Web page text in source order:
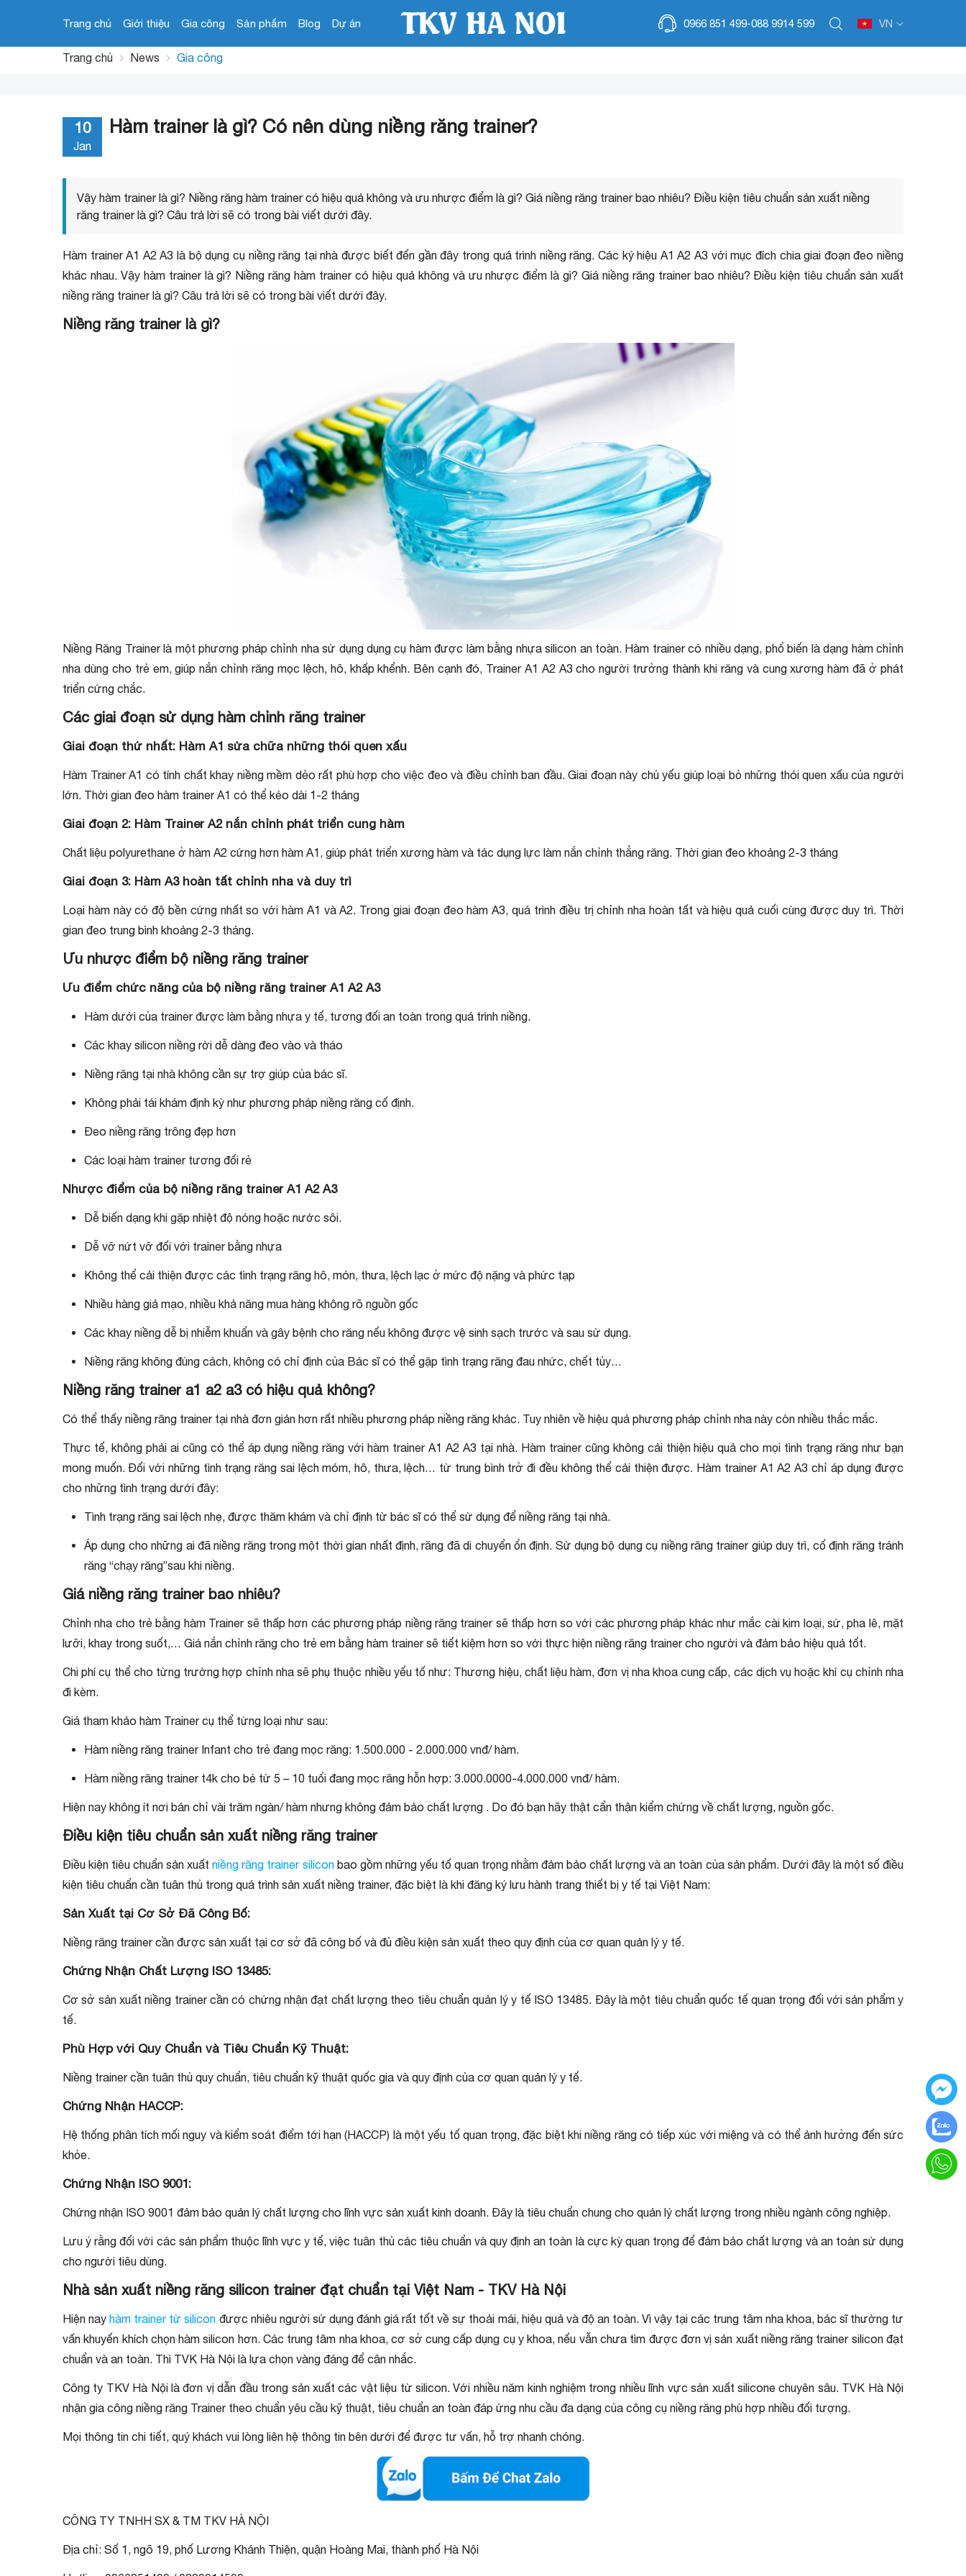
Trang chủ Giới thiệu Gia công Sản phẩm Blog Dự án 0966 851 499-088 9914 599 VN
Trang chủ News Gia công
10
Jan
Hàm trainer là gì? Có nên dùng niềng răng trainer?
Vậy hàm trainer là gì? Niềng răng hàm trainer có hiệu quả không và ưu nhược điểm là gì? Giá niềng răng trainer bao nhiêu? Điều kiện tiêu chuẩn sản xuất niềng
răng trainer là gì? Câu trả lời sẽ có trong bài viết dưới đây.
Hàm trainer A1 A2 A3 là bộ dụng cụ niềng răng tại nhà được biết đến gần đây trong quá trình niềng răng. Các ký hiệu A1 A2 A3 với mục đích chia giai đoạn đeo niềng
khác nhau. Vậy hàm trainer là gì? Niềng răng hàm trainer có hiệu quả không và ưu nhược điểm là gì? Giá niềng răng trainer bao nhiêu? Điều kiện tiêu chuẩn sản xuất
niềng răng trainer là gì? Câu trả lời sẽ có trong bài viết dưới đây.
Niềng răng trainer là gì?
Niềng Răng Trainer là một phương pháp chỉnh nha sử dụng dụng cụ hàm được làm bằng nhựa silicon an toàn. Hàm trainer có nhiều dạng, phổ biến là dạng hàm chỉnh
nha dùng cho trẻ em, giúp nắn chỉnh răng mọc lệch, hô, khấp khểnh. Bên cạnh đó, Trainer A1 A2 A3 cho người trưởng thành khi răng và cung xương hàm đã ở phát
triển cứng chắc.
Các giai đoạn sử dụng hàm chỉnh răng trainer
Giai đoạn thứ nhất: Hàm A1 sửa chữa những thói quen xấu
Hàm Trainer A1 có tính chất khay niềng mềm dẻo rất phù hợp cho việc đeo và điều chỉnh ban đầu. Giai đoạn này chủ yếu giúp loại bỏ những thói quen xấu của người
lớn. Thời gian đeo hàm trainer A1 có thể kéo dài 1-2 tháng
Giai đoạn 2: Hàm Trainer A2 nắn chỉnh phát triển cung hàm
Chất liệu polyurethane ở hàm A2 cứng hơn hàm A1, giúp phát triển xương hàm và tác dụng lực làm nắn chỉnh thẳng răng. Thời gian đeo khoảng 2-3 tháng
Giai đoạn 3: Hàm A3 hoàn tất chỉnh nha và duy trì
Loại hàm này có độ bền cứng nhất so với hàm A1 và A2. Trong giai đoạn đeo hàm A3, quá trình điều trị chỉnh nha hoàn tất và hiệu quả cuối cùng được duy trì. Thời
gian đeo trung bình khoảng 2-3 tháng.
Ưu nhược điểm bộ niềng răng trainer
Ưu điểm chức năng của bộ niềng răng trainer A1 A2 A3
Hàm dưới của trainer được làm bằng nhựa y tế, tương đối an toàn trong quá trình niềng.
Các khay silicon niềng rời dễ dàng đeo vào và tháo
Niềng răng tại nhà không cần sự trợ giúp của bác sĩ.
Không phải tái khám định kỳ như phương pháp niềng răng cố định.
Đeo niềng răng trông đẹp hơn
Các loại hàm trainer tương đối rẻ
Nhược điểm của bộ niềng răng trainer A1 A2 A3
Dễ biến dạng khi gặp nhiệt độ nóng hoặc nước sôi.
Dễ vỡ nứt vỡ đối với trainer bằng nhựa
Không thể cải thiện được các tình trạng răng hô, món, thưa, lệch lạc ở mức độ nặng và phức tạp
Nhiều hàng giả mạo, nhiều khả năng mua hàng không rõ nguồn gốc
Các khay niềng dễ bị nhiễm khuẩn và gây bệnh cho răng nếu không được vệ sinh sạch trước và sau sử dụng.
Niềng răng không đúng cách, không có chỉ định của Bác sĩ có thể gặp tình trạng răng đau nhức, chết tủy…
Niềng răng trainer a1 a2 a3 có hiệu quả không?
Có thể thấy niềng răng trainer tại nhà đơn giản hơn rất nhiều phương pháp niềng răng khác. Tuy nhiên về hiệu quả phương pháp chỉnh nha này còn nhiều thắc mắc.
Thực tế, không phải ai cũng có thể áp dụng niềng răng với hàm trainer A1 A2 A3 tại nhà. Hàm trainer cũng không cải thiện hiệu quả cho mọi tình trạng răng như bạn
mong muốn. Đối với những tình trạng răng sai lệch móm, hô, thưa, lệch… từ trung bình trở đi đều không thể cải thiện được. Hàm trainer A1 A2 A3 chỉ áp dụng được
cho những tình trạng dưới đây:
Tình trạng răng sai lệch nhẹ, được thăm khám và chỉ định từ bác sĩ có thể sử dụng để niềng răng tại nhà.
Áp dụng cho những ai đã niềng răng trong một thời gian nhất định, răng đã di chuyển ổn định. Sử dụng bộ dụng cụ niềng răng trainer giúp duy trì, cố định răng tránh
răng “chạy răng”sau khi niềng.
Giá niềng răng trainer bao nhiêu?
Chỉnh nha cho trẻ bằng hàm Trainer sẽ thấp hơn các phương pháp niềng răng trainer sẽ thấp hơn so với các phương pháp khác như mắc cài kim loại, sứ, pha lê, mặt
lưỡi, khay trong suốt,… Giá nắn chỉnh răng cho trẻ em bằng hàm trainer sẽ tiết kiệm hơn so với thực hiện niềng răng trainer cho người và đảm bảo hiệu quả tốt.
Chi phí cụ thể cho từng trường hợp chỉnh nha sẽ phụ thuộc nhiều yếu tố như: Thương hiệu, chất liệu hàm, đơn vị nha khoa cung cấp, các dịch vụ hoặc khí cụ chỉnh nha
đi kèm.
Giá tham khảo hàm Trainer cụ thể từng loại như sau:
Hàm niềng răng trainer Infant cho trẻ đang mọc răng: 1.500.000 - 2.000.000 vnđ/ hàm.
Hàm niềng răng trainer t4k cho bé từ 5 – 10 tuổi đang mọc răng hỗn hợp: 3.000.0000-4.000.000 vnđ/ hàm.
Hiện nay không ít nơi bán chỉ vài trăm ngàn/ hàm nhưng không đảm bảo chất lượng . Do đó bạn hãy thật cẩn thận kiểm chứng về chất lượng, nguồn gốc.
Điều kiện tiêu chuẩn sản xuất niềng răng trainer
Điều kiện tiêu chuẩn sản xuấtniềng răng trainer siliconbao gồm những yếu tố quan trọng nhằm đảm bảo chất lượng và an toàn của sản phẩm. Dưới đây là một số điều
kiện tiêu chuẩn cần tuân thủ trong quá trình sản xuất niềng trainer, đặc biệt là khi đăng ký lưu hành trang thiết bị y tế tại Việt Nam:
Sản Xuất tại Cơ Sở Đã Công Bố:
Niềng răng trainer cần được sản xuất tại cơ sở đã công bố và đủ điều kiện sản xuất theo quy định của cơ quan quản lý y tế.
Chứng Nhận Chất Lượng ISO 13485:
Cơ sở sản xuất niềng trainer cần có chứng nhận đạt chất lượng theo tiêu chuẩn quản lý y tế ISO 13485. Đây là một tiêu chuẩn quốc tế quan trọng đối với sản phẩm y
tế.
Phù Hợp với Quy Chuẩn và Tiêu Chuẩn Kỹ Thuật:
Niềng trainer cần tuân thủ quy chuẩn, tiêu chuẩn kỹ thuật quốc gia và quy định của cơ quan quản lý y tế.
Chứng Nhận HACCP:
Hệ thống phân tích mối nguy và kiểm soát điểm tới hạn (HACCP) là một yếu tố quan trọng, đặc biệt khi niềng răng có tiếp xúc với miệng và có thể ảnh hưởng đến sức
khỏe.
Chứng Nhận ISO 9001:
Chứng nhận ISO 9001 đảm bảo quản lý chất lượng cho lĩnh vực sản xuất kinh doanh. Đây là tiêu chuẩn chung cho quản lý chất lượng trong nhiều ngành công nghiệp.
Lưu ý rằng đối với các sản phẩm thuộc lĩnh vực y tế, việc tuân thủ các tiêu chuẩn và quy định an toàn là cực kỳ quan trọng để đảm bảo chất lượng và an toàn sử dụng
cho người tiêu dùng.
Nhà sản xuất niềng răng silicon trainer đạt chuẩn tại Việt Nam - TKV Hà Nội
Hiện nayhàm trainer từ silicon được nhiêu người sử dụng đánh giá rất tốt về sự thoải mái, hiệu quả và độ an toàn. Vì vậy tại các trung tâm nha khoa, bác sĩ thường tư
vấn khuyến khích chọn hàm silicon hơn. Các trung tâm nha khoa, cơ sở cung cấp dụng cụ y khoa, nếu vẫn chưa tìm được đơn vị sản xuất niềng răng trainer silicon đạt
chuẩn và an toàn. Thì TVK Hà Nội là lựa chọn vàng đáng để cân nhắc.
Công ty TKV Hà Nội là đơn vị dẫn đầu trong sản xuất các vật liệu từ silicon. Với nhiều năm kinh nghiệm trong nhiều lĩnh vực sản xuất silicone chuyên sâu. TVK Hà Nội
nhận gia công niềng răng Trainer theo chuẩn yêu cầu kỹ thuật, tiêu chuẩn an toàn đáp ứng nhu cầu đa dạng của công cụ niềng răng phù hợp nhiều đối tượng.
Mọi thông tin chi tiết, quý khách vui lòng liên hệ thông tin bên dưới để được tư vấn, hỗ trợ nhanh chóng.
CÔNG TY TNHH SX & TM TKV HÀ NỘI
Địa chỉ: Số 1, ngõ 19, phố Lương Khánh Thiện, quận Hoàng Mai, thành phố Hà Nội